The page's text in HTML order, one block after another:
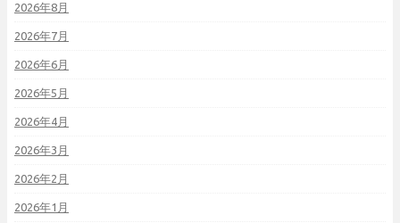
2026年8月
2026年7月
2026年6月
2026年5月
2026年4月
2026年3月
2026年2月
2026年1月